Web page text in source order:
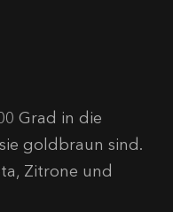
Grad in die
goldbraun sind.
Zitrone und